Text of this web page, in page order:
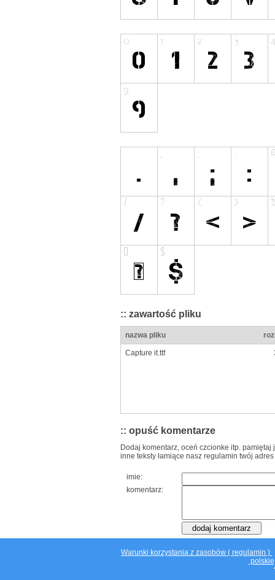
:: zawartość pliku
nazwa pliku
Capture it.ttf
:: opuść komentarze
Dodaj komentarz, oceń czcionke itp.
inne teksty łamiące nasz regulamin twój
imie:
komentarz:
Warunki korzystania z zasobów ( regulamin )